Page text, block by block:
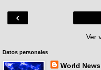
‹
Ver
Datos personales
World News